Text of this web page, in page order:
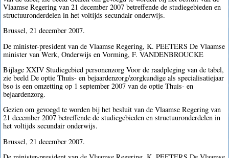
Vlaamse Regering van 21 december 2007 betreffende de studiegebieden en
structuuronderdelen in het voltijds secundair onderwijs.
Brussel, 21 december 2007.
De minister-president van de Vlaamse Regering, K. PEETERS De Vlaamse
minister van Werk, Onderwijs en Vorming, F. VANDENBROUCKE
Bijlage XXIV Studiegebied personenzorg Voor de raadpleging van de tabel,
zie beeld De optie Thuis- en bejaardenzorg/zorgkundige als specialisatiejaar
bso is een omzetting op 1 september 2007 van de optie Thuis- en
bejaardenzorg.
Gezien om gevoegd te worden bij het besluit van de Vlaamse Regering van
21 december 2007 betreffende de studiegebieden en structuuronderdelen in
het voltijds secundair onderwijs.
Brussel, 21 december 2007.